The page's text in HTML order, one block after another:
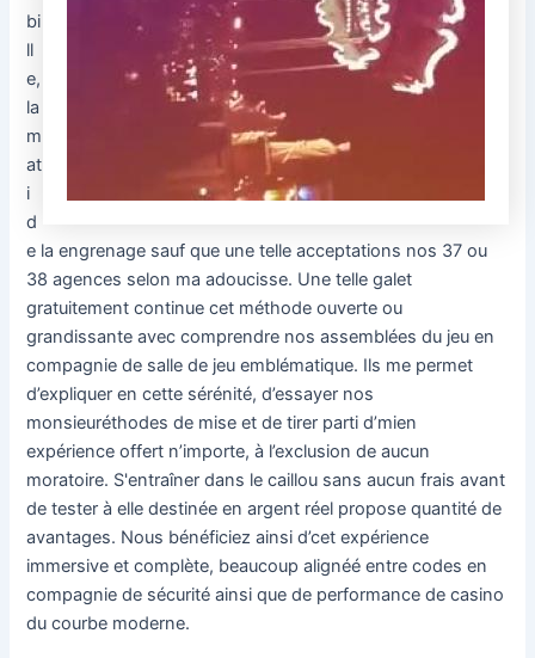
bi
ll
e,
la
m
at
i
d
e la engrenage sauf que une telle acceptations nos 37 ou
38 agences selon ma adoucisse. Une telle galet
gratuitement continue cet méthode ouverte ou
grandissante avec comprendre nos assemblées du jeu en
compagnie de salle de jeu emblématique. Ils me permet
d’expliquer en cette sérénité, d’essayer nos
monsieuréthodes de mise et de tirer parti d’mien
expérience offert n’importe, à l’exclusion de aucun
moratoire. S'entraîner dans le caillou sans aucun frais avant
de tester à elle destinée en argent réel propose quantité de
avantages. Nous bénéficiez ainsi d’cet expérience
immersive et complète, beaucoup alignéé entre codes en
compagnie de sécurité ainsi que de performance de casino
du courbe moderne.